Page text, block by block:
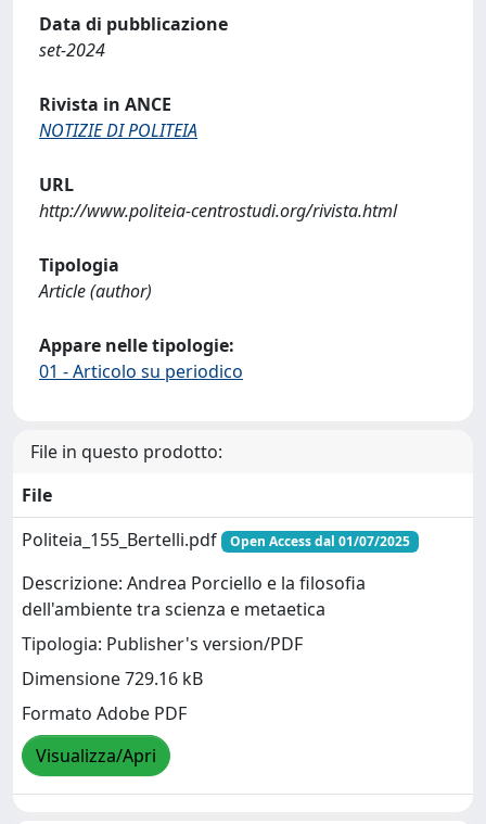
Data di pubblicazione
set-2024
Rivista in ANCE
NOTIZIE DI POLITEIA
URL
http://www.politeia-centrostudi.org/rivista.html
Tipologia
Article (author)
Appare nelle tipologie:
01 - Articolo su periodico
File in questo prodotto:
File
Politeia_155_Bertelli.pdf
Open Access dal 01/07/2025
Descrizione: Andrea Porciello e la filosofia
dell'ambiente tra scienza e metaetica
Tipologia: Publisher's version/PDF
Dimensione 729.16 kB
Formato Adobe PDF
Visualizza/Apri